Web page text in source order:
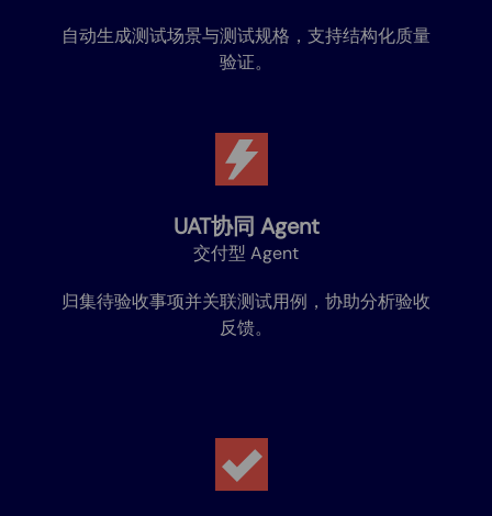
自动生成测试场景与测试规格，支持结构化质量
验证。
UAT协同 Agent
交付型 Agent
归集待验收事项并关联测试用例，协助分析验收
反馈。